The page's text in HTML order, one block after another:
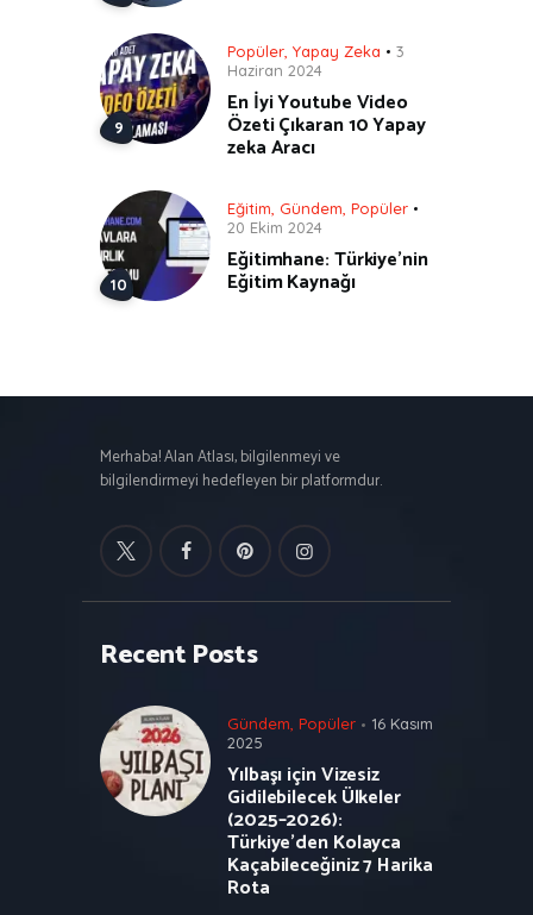
Popüler Yapay Zeka
3
Haziran 2024
En İyi Youtube Video
Özeti Çıkaran 10 Yapay
zeka Aracı
Eğitim Gündem Popüler
20 Ekim 2024
Eğitimhane: Türkiye’nin
Eğitim Kaynağı
Merhaba! Alan Atlası, bilgilenmeyi ve
bilgilendirmeyi hedefleyen bir platformdur.
Recent Posts
Gündem, Popüler
16 Kasım
2025
Yılbaşı için Vizesiz
Gidilebilecek Ülkeler
(2025–2026):
Türkiye’den Kolayca
Kaçabileceğiniz 7 Harika
Rota